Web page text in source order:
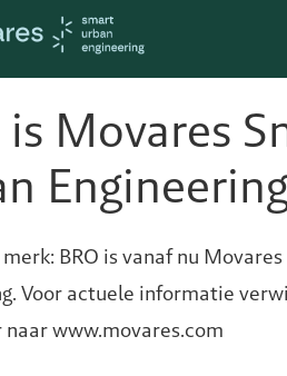
in
van bezoekers,
verrijken we met
om beter te
gemeten wordt en waardoor
worden samengesteld uit
is Movares
BRO is vanaf nu
Voor actuele informatie
naar www.movares.com